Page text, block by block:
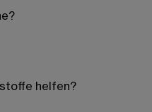
helfen?